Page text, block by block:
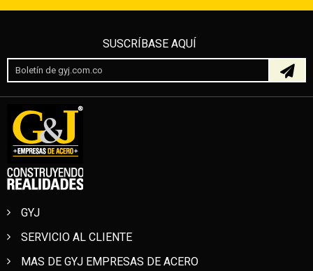
SUSCRÍBASE AQUÍ
GYJ
SERVICIO AL CLIENTE
MAS DE GYJ EMPRESAS DE ACERO